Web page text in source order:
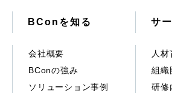
BConを知る
会社概要
BConの強み
ソリューション事例
サ
人材
組織
研修